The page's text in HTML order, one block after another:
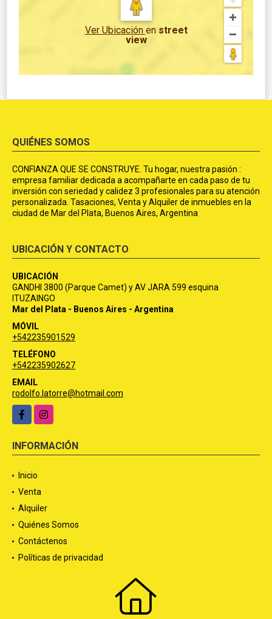
Ver Ubicación en street
view
QUIÉNES SOMOS
CONFIANZA QUE SE CONSTRUYE. Tu hogar, nuestra pasión :
empresa familiar dedicada a acompañarte en cada paso de tu
inversión con seriedad y calidez 3 profesionales para su atención
personalizada. Tasaciones, Venta y Alquiler de inmuebles en la
ciudad de Mar del Plata, Buenos Aires, Argentina
UBICACIÓN Y CONTACTO
UBICACIÓN
GANDHI 3800 (Parque Camet) y AV JARA 599 esquina
ITUZAINGO
Mar del Plata - Buenos Aires - Argentina
MÓVIL
+542235901529
TELÉFONO
+542235902627
EMAIL
rodolfo.latorre@hotmail.com
FacebookInstagram
INFORMACIÓN
Inicio
Venta
Alquiler
Quiénes Somos
Contáctenos
Políticas de privacidad